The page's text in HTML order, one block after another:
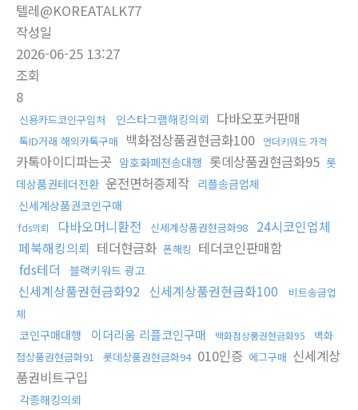
텔레@KOREATALK77
작성일
2026-06-25 13:27
조회
8
신용카드코인구입처 인스타그램해킹의뢰 다바오포커판매
톡ID거래 해외카톡구매 백화점상품권현금화100 언더키워드 가격
카톡아이디파는곳 암호화폐전송대행 롯데상품권현금화95 롯
데상품권테더전환 운전면허증제작 리플송금업체
신세계상품권코인구매
fds의뢰 다바오머니환전 신세계상품권현금화98
24시코인업체
페북해킹의뢰 테더현금화 폰해킹 테더코인판매함
fds테더
블랙키워드 광고
신세계상품권현금화92 신세계상품권현금화100
비트송금업
체
코인구매대행 이더리움 리플코인구매 백화점상품권현금화95
백화
점상품권현금화91
롯데상품권현금화94 010인증 에그구매 신세계상
품권비트구입
각종해킹의뢰